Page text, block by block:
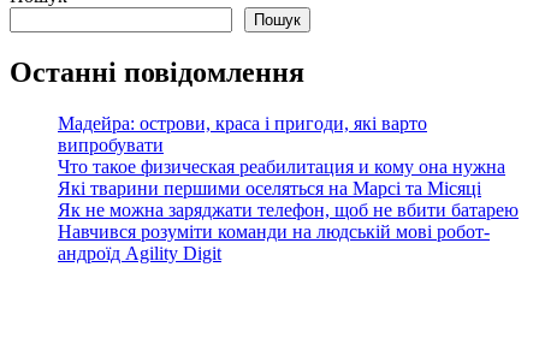
Пошук
Останні повідомлення
Мадейра: острови, краса і пригоди, які варто
випробувати
Что такое физическая реабилитация и кому она нужна
Які тварини першими оселяться на Марсі та Місяці
Як не можна заряджати телефон, щоб не вбити батарею
Навчився розуміти команди на людській мові робот-
андроїд Agility Digit